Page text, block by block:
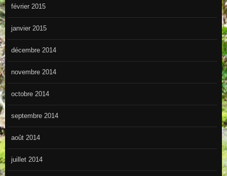
février 2015
janvier 2015
décembre 2014
novembre 2014
octobre 2014
septembre 2014
août 2014
juillet 2014